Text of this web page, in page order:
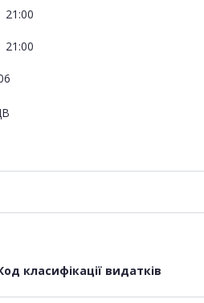
21:00
21:00
класифікації видатків